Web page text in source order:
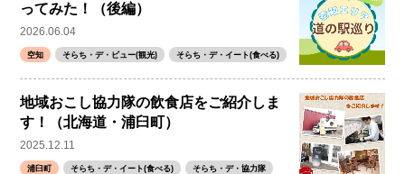
ってみた！（後編）
2026.06.04
空知 そらち・デ・ビュー(観光) そらち・デ・イート(食べる)
地域おこし協力隊の飲食店をご紹介しま
す！（北海道・浦臼町）
2025.12.11
浦臼町 そらち・デ・イート(食べる) そらち・デ・協力隊